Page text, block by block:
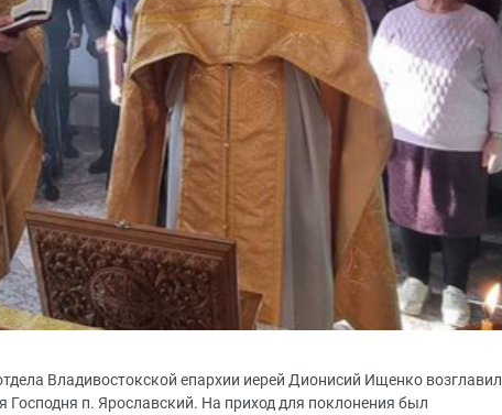
Владивостокской епархии иерей Дионисий Ищенко возглавил
Господня п. Ярославский. На приход для поклонения был